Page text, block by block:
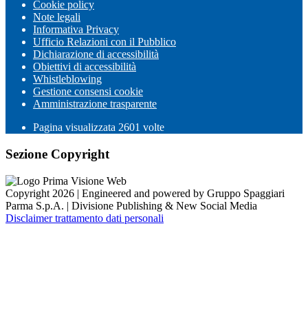
Cookie policy
Note legali
Informativa Privacy
Ufficio Relazioni con il Pubblico
Dichiarazione di accessibilità
Obiettivi di accessibilità
Whistleblowing
Gestione consensi cookie
Amministrazione trasparente
Pagina visualizzata 2601 volte
Sezione Copyright
Copyright 2026 | Engineered and powered by Gruppo Spaggiari
Parma S.p.A. | Divisione Publishing & New Social Media
Disclaimer trattamento dati personali